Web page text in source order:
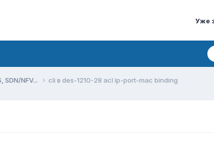
Уже
SDN/NFV... cli в des-1210-28 acl ip-port-mac binding